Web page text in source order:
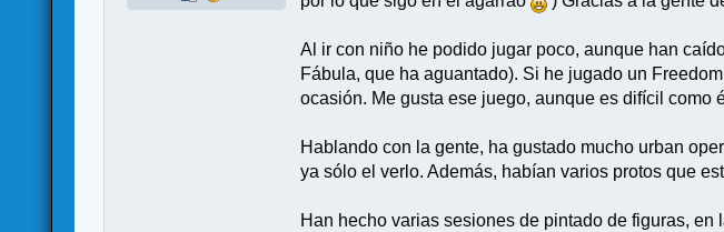
Al ir con niño he podido jugar poco, aunque han
Fábula, que ha aguantado). Si he jugado un
ocasión. Me gusta ese juego, aunque es difícil como
Hablando con la gente, ha gustado mucho urban
ya sólo el verlo. Además, habían varios protos que
Han hecho varias sesiones de pintado de figuras,